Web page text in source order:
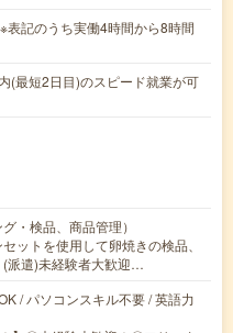
記のうち実働4時間から8時間
(最短2日目)のスピード就業が可
・検品、商品管理）
ットを使用して卵焼きの検品、
派遣)未経験者大歓迎…
/ パソコンスキル不要 / 英語力